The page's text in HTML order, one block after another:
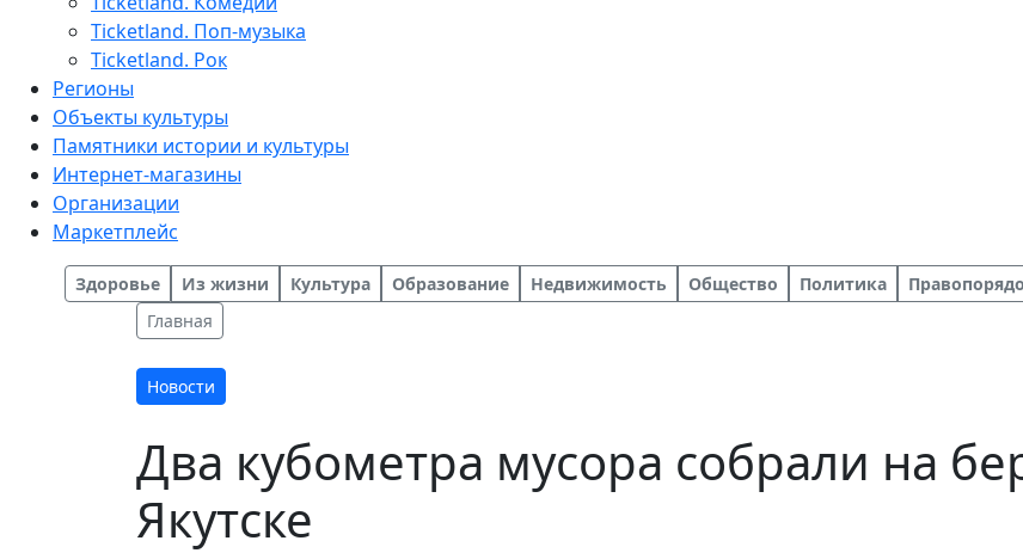
Ticketland. Поп-музыка
Ticketland. Рок
Регионы
Объекты культуры
Памятники истории и культуры
Интернет-магазины
Организации
Маркетплейс
Здоровье Из жизни Культура Образование Недвижимость Общество Политика
Главная
Новости
Два кубометра мусора собрали на
Якутске